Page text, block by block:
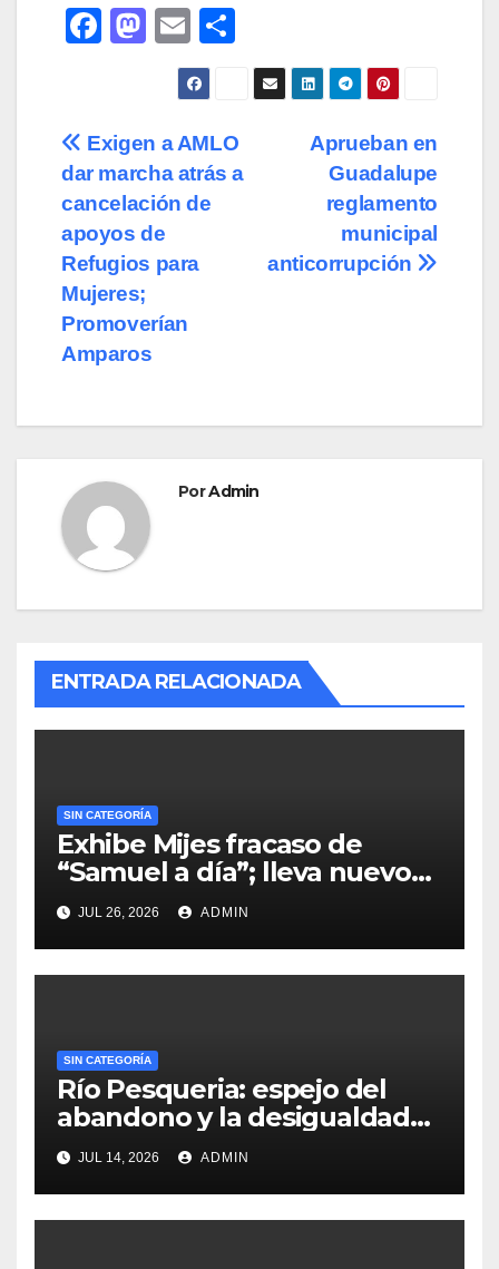
F
e
b
o
o
k
M
o
d
o
n
E
m
ail
o
m
p
ar
Navegación
de
entradas
Aprueban en
Guadalupe
reglamento
municipal
anticorrupción
Exigen a AMLO
dar marcha atrás a
cancelación de
apoyos de
Refugios para
Mujeres;
Promoverían
Amparos
PorAdmin
ENTRADA RELACIONADA
SIN CATEGORÍA
Exhibe Mijes fracaso de
“Samuel a día”; lleva nuevo
monumento a la interserrana
JUL 26, 2026 ADMIN
SIN CATEGORÍA
Río Pesqueria: espejo del
abandono y la desigualdad
en Nuevo León
JUL 14, 2026 ADMIN